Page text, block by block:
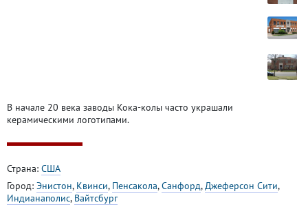
В начале 20 века заводы Кока-колы часто украшали
керамическими логотипами.
Страна: США
Город: Энистон, Квинси, Пенсакола,Санфорд,Джеферсон Сити,
Индианаполис, Вайтсбург